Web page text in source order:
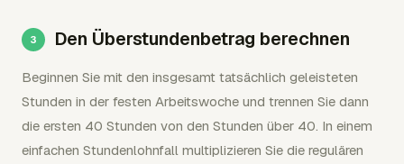
Den Überstundenbetrag berechnen
Beginnen Sie mit den insgesamt tatsächlich geleisteten
Stunden in der festen Arbeitswoche und trennen Sie dann
die ersten 40 Stunden von den Stunden über 40. In einem
einfachen Stundenlohnfall multiplizieren Sie die regulären